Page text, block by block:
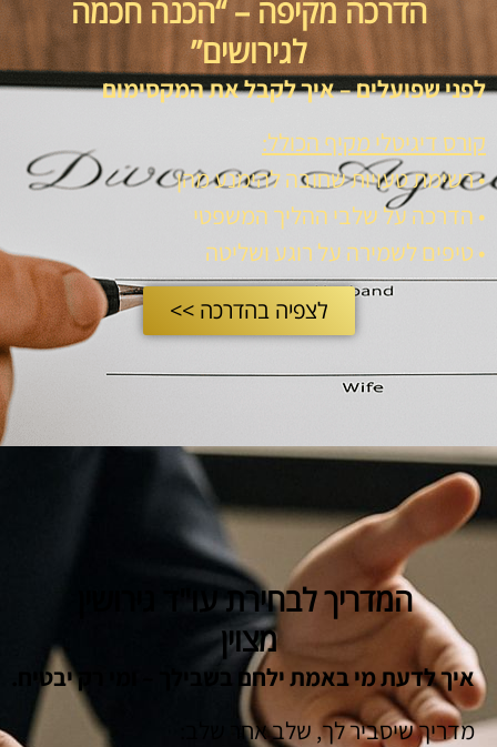
הדרכה מקיפה – “הכנה חכמה
לגירושים”
לפני שפועלים – איך לקבל את המקסימום
קורס דיגיטלי מקיף הכולל:
• רשימת טעויות שחובה להימנע מהן
• הדרכה על שלבי ההליך המשפטי
• טיפים לשמירה על רוגע ושליטה
לצפיה בהדרכה >>
המדריך לבחירת עו"ד גירושין
מצוין
איך לדעת מי באמת ילחם בשבילך – ומי רק יבטיח.
מדריך שיסביר לך, שלב אחר שלב: